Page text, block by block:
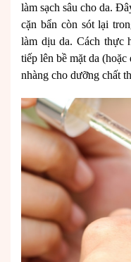
làm sạch sâu cho da.
cặn bẩn còn sót lại
làm dịu da. Cách thực
tiếp lên bề mặt da
nhàng cho dưỡng chất